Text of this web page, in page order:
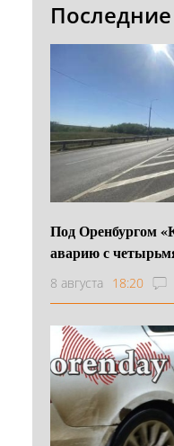
Под Оренбургом
аварию с
8 августа 18:20